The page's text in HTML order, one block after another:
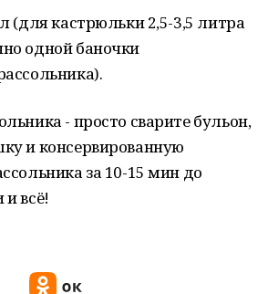
(для кастрюльки 2,5-3,5 литра
одной баночки
- просто сварите бульон,
и консервированную
за 10-15 мин до
всё!